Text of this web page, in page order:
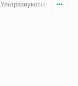
Ультразвуковые